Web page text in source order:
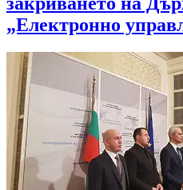
„Електронно